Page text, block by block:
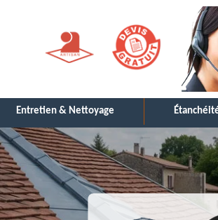
Entretien & Nettoyage